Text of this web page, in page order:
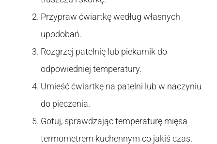
Przypraw ćwiartkę według własnych
upodobań.
Rozgrzej patelnię lub piekarnik do
odpowiedniej temperatury.
Umieść ćwiartkę na patelni lub w naczyniu
do pieczenia.
Gotuj, sprawdzając temperaturę mięsa
termometrem kuchennym co jakiś czas.